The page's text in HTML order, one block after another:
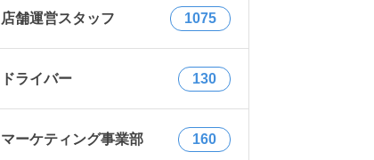
店舗運営スタッフ 1075
ドライバー 130
マーケティング事業部 160